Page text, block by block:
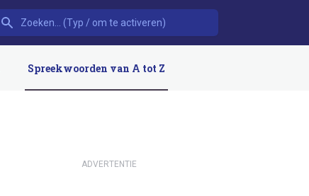
Spreekwoorden van A tot Z
ADVERTENTIE